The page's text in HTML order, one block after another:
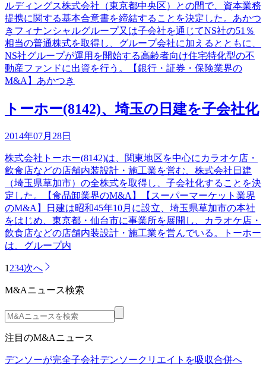
ルディングス株式会社（東京都中央区）との間で、資本業務
提携に関する基本合意書を締結することを決定した。あかつ
きフィナンシャルグループ又は子会社を通じてNS社の51％
相当の普通株式を取得し、グループ会社に加えるとともに、
NS社グループが運用を開始する高齢者向け住宅特化型の不
動産ファンドに出資を行う。【銀行・証券・保険業界の
M&A】あかつき
トーホー(8142)、埼玉の日建を子会社化
2014年07月28日
株式会社トーホー(8142)は、関東地区を中心にカラオケ店・
飲食店などの店舗内装設計・施工業を営む、株式会社日建
（埼玉県草加市）の全株式を取得し、子会社化することを決
定した。【食品卸業界のM&A】【スーパーマーケット業界
のM&A】日建は昭和45年10月に設立、埼玉県草加市の本社
をはじめ、東京都・仙台市に事業所を展開し、カラオケ店・
飲食店などの店舗内装設計・施工業を営んでいる。トーホー
は、グループ内
1 234次へ
M&Aニュース検索
注目のM&Aニュース
デンソーが完全子会社デンソークリエイトを吸収合併へ